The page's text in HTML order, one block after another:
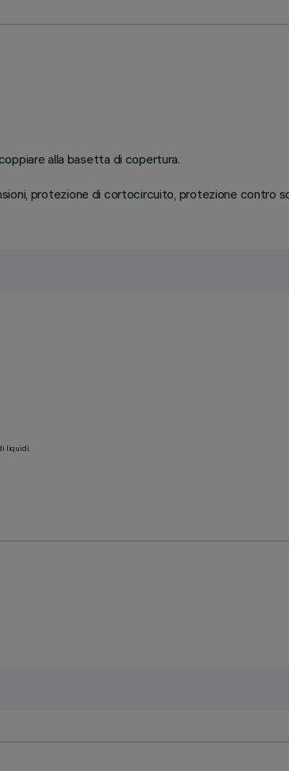
alla basetta di copertura.
protezione di cortocircuito, protezione contro
liquidi.